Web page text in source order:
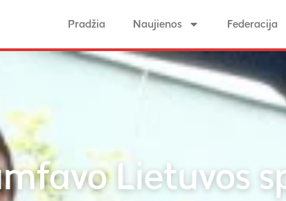
Pradžia Naujienos Federacija
Lietuvos